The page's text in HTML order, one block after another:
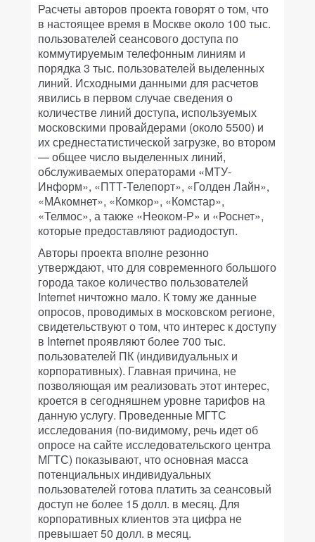
Расчеты авторов проекта говорят о том, что
в настоящее время в Москве около 100 тыс.
пользователей сеансового доступа по
коммутируемым телефонным линиям и
порядка 3 тыс. пользователей выделенных
линий. Исходными данными для расчетов
явились в первом случае сведения о
количестве линий доступа, используемых
московскими провайдерами (около 5500) и
их среднестатистической загрузке, во втором
— общее число выделенных линий,
обслуживаемых операторами «МТУ-
Информ», «ПТТ-Телепорт», «Голден Лайн»,
«МАкомнет», «Комкор», «Комстар»,
«Телмос», а также «Неоком-Р» и «Роснет»,
которые предоставляют радиодоступ.
Авторы проекта вполне резонно
утверждают, что для современного большого
города такое количество пользователей
Internet ничтожно мало. К тому же данные
опросов, проводимых в московском регионе,
свидетельствуют о том, что интерес к доступу
в Internet проявляют более 700 тыс.
пользователей ПК (индивидуальных и
корпоративных). Главная причина, не
позволяющая им реализовать этот интерес,
кроется в сегодняшнем уровне тарифов на
данную услугу. Проведенные МГТС
исследования (по-видимому, речь идет об
опросе на сайте исследовательского центра
МГТС) показывают, что основная масса
потенциальных индивидуальных
пользователей готова платить за сеансовый
доступ не более 15 долл. в месяц. Для
корпоративных клиентов эта цифра не
превышает 50 долл. в месяц.